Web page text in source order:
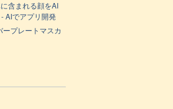
含まれる顔をAI
AIでアプリ開発
プレートマスカ